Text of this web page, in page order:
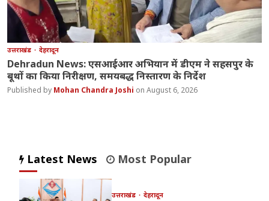
उत्तराखंड देहरादून
Dehradun News: एसआईआर अभियान में डीएम ने सहसपुर के
बूथों का किया निरीक्षण, समयबद्ध निस्तारण के निर्देश
Mohan Chandra Joshi August 6, 2026
Latest News Most Popular
उत्तराखंड देहरादून